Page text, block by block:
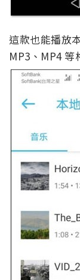
這款也能播放
MP3、MP4 等